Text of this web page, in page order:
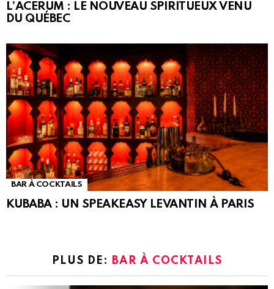
L’ACERUM : LE NOUVEAU SPIRITUEUX VENU
DU QUÉBEC
BAR À COCKTAILS
KUBABA : UN SPEAKEASY LEVANTIN À PARIS
PLUS DE: BAR À COCKTAILS